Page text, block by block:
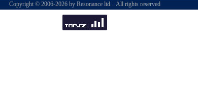
Copyright © 2006-2026 by Resonance ltd. . All rights reserved